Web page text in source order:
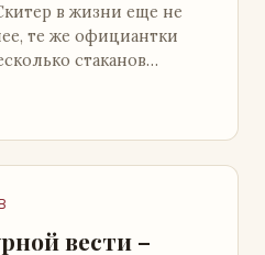
в жизни еще не
те же официантки
стаканов
вести –